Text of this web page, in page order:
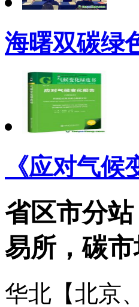
海曙双碳绿
《应对气
省区市分
易所，碳
华北【北京